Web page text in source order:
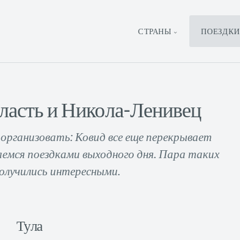
СТРАНЫ ПОЕЗДКИ
и Никола-Ленивец
Ковид все еще перекрывает
поездками выходного дня. Пара таких
интересными.
Тула